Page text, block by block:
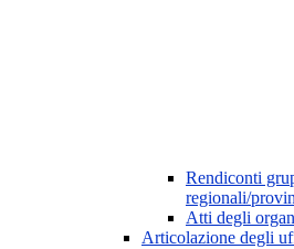
Rendiconti
regionali/
Atti degli
Articolazione degli